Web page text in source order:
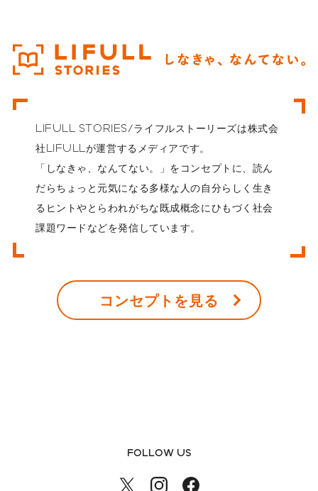
LIFULL STORIES/ライフルストーリーズは株式会
社LIFULLが運営するメディアです。
「しなきゃ、なんてない。」をコンセプトに、読ん
だらちょっと元気になる多様な人の自分らしく生き
るヒントやとらわれがちな既成概念にひもづく社会
課題ワードなどを発信しています。
コンセプトを見る
FOLLOW US